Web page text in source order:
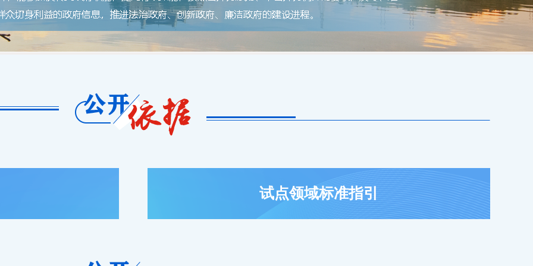
试点领域标准指引